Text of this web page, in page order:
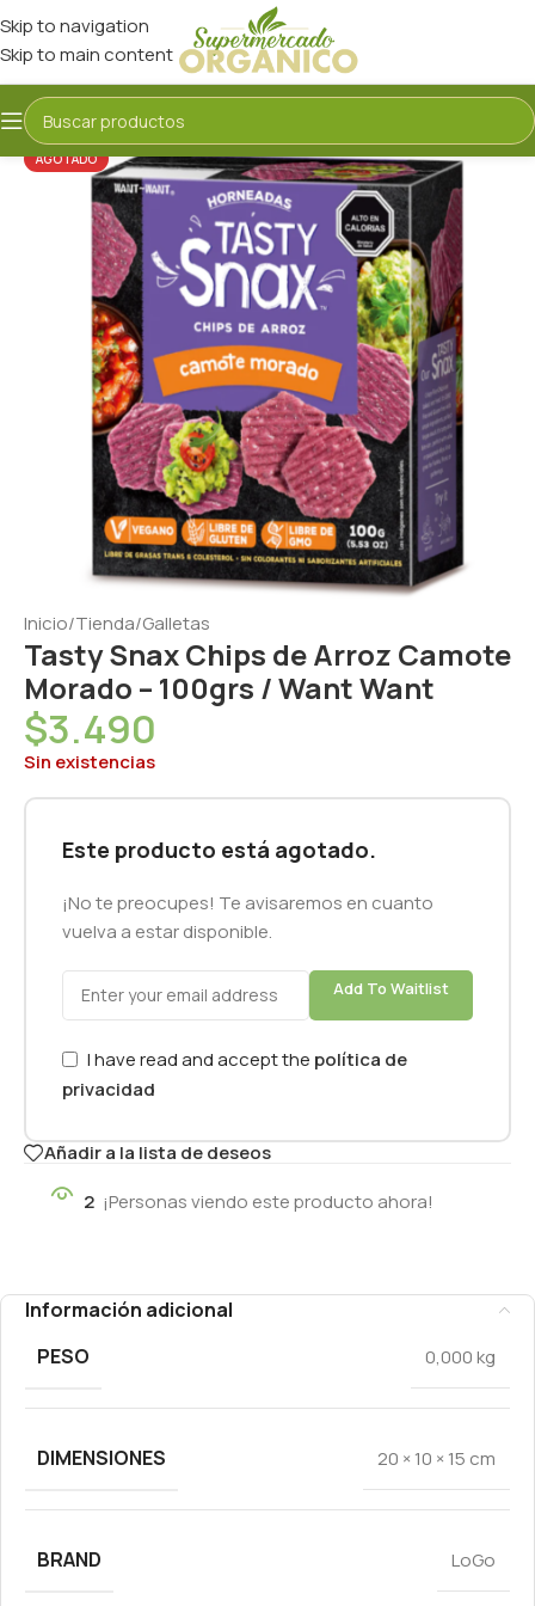
Skip to navigation
Skip to main content
AGOTADO
Inicio/Tienda/Galletas
Tasty Snax Chips de Arroz Camote
Morado – 100grs / Want Want
$3.490
Sin existencias
Este producto está agotado.
¡No te preocupes! Te avisaremos en cuanto
vuelva a estar disponible.
Add To Waitlist
I have read and accept the política de
privacidad
Añadir a la lista de deseos
2 ¡Personas viendo este producto ahora!
Información adicional
PESO
0,000 kg
DIMENSIONES 20 × 10 × 15 cm
BRAND LoGo